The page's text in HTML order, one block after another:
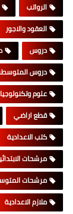
الرواتب
العقود والاجور
دروس
دروس
علوم وتكنولوجيا
قطع اراضي
كتب الاعدادية
مرشحات
مرشحات
ملازم الاعدادية